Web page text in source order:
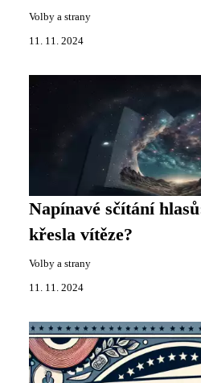
Volby a strany
11. 11. 2024
Napínavé sčítání
křesla vítěze?
Volby a strany
11. 11. 2024